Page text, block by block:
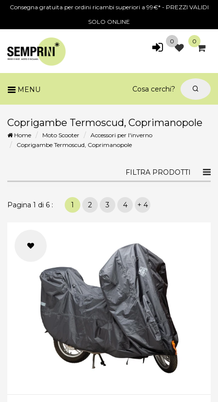
Consegna gratuita per ordini ricambi superiori a 99€* - PREZZI VALIDI
SOLO ONLINE
MENU
0 0
Coprigambe Termoscud, Coprimanopole
Home Moto Scooter
Accessori per l'inverno
Coprigambe Termoscud, Coprimanopole
FILTRA PRODOTTI
Pagina 1 di 6 : 1 2 3 4 + 4